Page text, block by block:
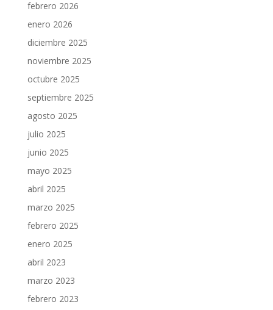
febrero 2026
enero 2026
diciembre 2025
noviembre 2025
octubre 2025
septiembre 2025
agosto 2025
julio 2025
junio 2025
mayo 2025
abril 2025
marzo 2025
febrero 2025
enero 2025
abril 2023
marzo 2023
febrero 2023